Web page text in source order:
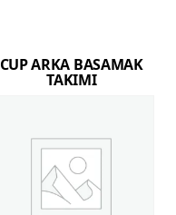
CUP ARKA BASAMAK
TAKIMI